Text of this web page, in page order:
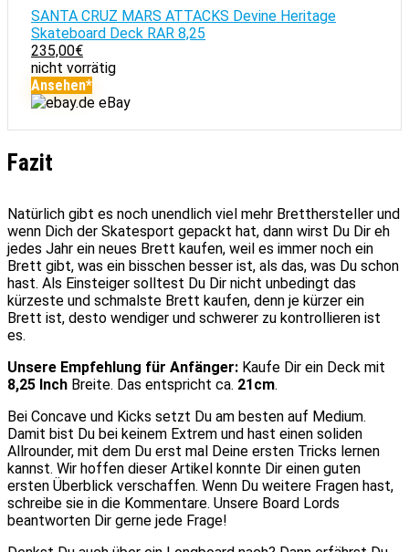
SANTA CRUZ MARS ATTACKS Devine Heritage
Skateboard Deck RAR 8,25
235,00€
nicht vorrätig
Ansehen*
eBay
Fazit
Natürlich gibt es noch unendlich viel mehr Bretthersteller und
wenn Dich der Skatesport gepackt hat, dann wirst Du Dir eh
jedes Jahr ein neues Brett kaufen, weil es immer noch ein
Brett gibt, was ein bisschen besser ist, als das, was Du schon
hast. Als Einsteiger solltest Du Dir nicht unbedingt das
kürzeste und schmalste Brett kaufen, denn je kürzer ein
Brett ist, desto wendiger und schwerer zu kontrollieren ist
es.
Unsere Empfehlung für Anfänger: Kaufe Dir ein Deck mit
8,25 Inch Breite. Das entspricht ca. 21cm.
Bei Concave und Kicks setzt Du am besten auf Medium.
Damit bist Du bei keinem Extrem und hast einen soliden
Allrounder, mit dem Du erst mal Deine ersten Tricks lernen
kannst. Wir hoffen dieser Artikel konnte Dir einen guten
ersten Überblick verschaffen. Wenn Du weitere Fragen hast,
schreibe sie in die Kommentare. Unsere Board Lords
beantworten Dir gerne jede Frage!